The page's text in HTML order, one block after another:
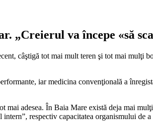
„Creierul va începe «să
câştigă tot mai mult teren şi tot mai mulţi
iar medicina convenţională a
mai adesea. În Baia Mare există deja mai
respectiv capacitatea organismului de a